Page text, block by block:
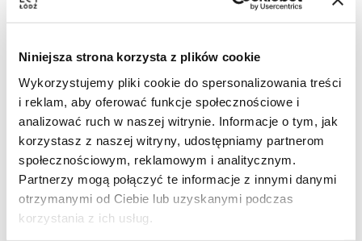
Niniejsza strona korzysta z plików cookie
Wykorzystujemy pliki cookie do spersonalizowania treści
i reklam, aby oferować funkcje społecznościowe i
analizować ruch w naszej witrynie. Informacje o tym, jak
korzystasz z naszej witryny, udostępniamy partnerom
społecznościowym, reklamowym i analitycznym.
Partnerzy mogą połączyć te informacje z innymi danymi
otrzymanymi od Ciebie lub uzyskanymi podczas
korzystania z ich usług.
uosabianą przez postać Kowalskiego-Malinowskiego
„Wesela” Stanisława Wyspiańskiego, wykorzystując figury
takie jak Poeta, Pijak czy Gospodarz oraz motyw
chocholego tańca. Tematycznie i kompozycyjnie
koresponduje także z powieścią „Sennik współczesny”
oraz powracającym motywem tańca obecnym w filmie
„Jak daleko stąd, jak blisko”.
Bilety: 15 zł